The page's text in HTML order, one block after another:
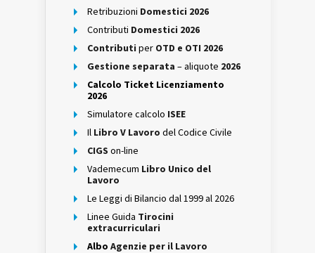
Retribuzioni Domestici 2026
Contributi Domestici 2026
Contributi per OTD e OTI 2026
Gestione separata – aliquote 2026
Calcolo Ticket Licenziamento
2026
Simulatore calcolo ISEE
Il Libro V Lavoro del Codice Civile
CIGS on-line
Vademecum Libro Unico del
Lavoro
Le Leggi di Bilancio dal 1999 al 2026
Linee Guida Tirocini
extracurriculari
Albo Agenzie per il Lavoro